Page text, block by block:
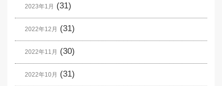
2023年1月 (31)
2022年12月 (31)
2022年11月 (30)
2022年10月 (31)